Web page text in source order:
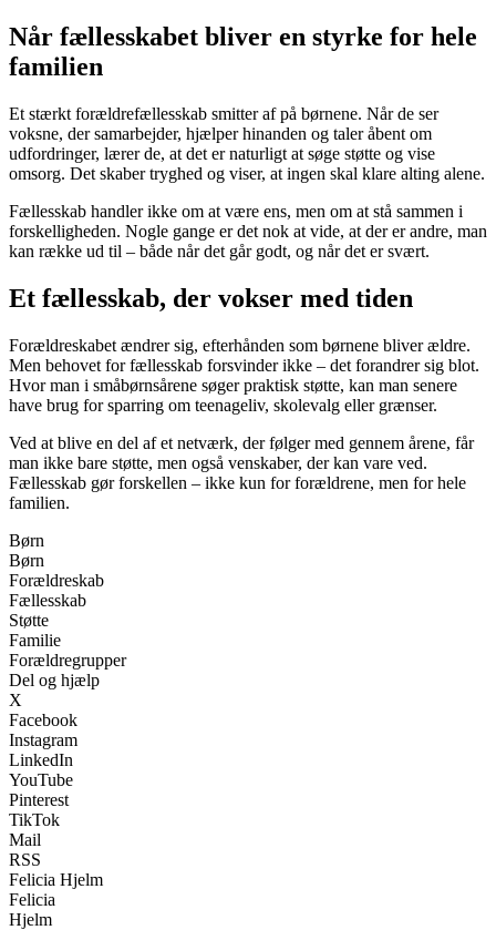
Når fællesskabet bliver en styrke for hele
familien
Et stærkt forældrefællesskab smitter af på børnene. Når de ser
voksne, der samarbejder, hjælper hinanden og taler åbent om
udfordringer, lærer de, at det er naturligt at søge støtte og vise
omsorg. Det skaber tryghed og viser, at ingen skal klare alting alene.
Fællesskab handler ikke om at være ens, men om at stå sammen i
forskelligheden. Nogle gange er det nok at vide, at der er andre, man
kan række ud til – både når det går godt, og når det er svært.
Et fællesskab, der vokser med tiden
Forældreskabet ændrer sig, efterhånden som børnene bliver ældre.
Men behovet for fællesskab forsvinder ikke – det forandrer sig blot.
Hvor man i småbørnsårene søger praktisk støtte, kan man senere
have brug for sparring om teenageliv, skolevalg eller grænser.
Ved at blive en del af et netværk, der følger med gennem årene, får
man ikke bare støtte, men også venskaber, der kan vare ved.
Fællesskab gør forskellen – ikke kun for forældrene, men for hele
familien.
Børn
Børn
Forældreskab
Fællesskab
Støtte
Familie
Forældregrupper
Del og hjælp
X
Facebook
Instagram
LinkedIn
YouTube
Pinterest
TikTok
Mail
RSS
Felicia Hjelm
Felicia
Hjelm